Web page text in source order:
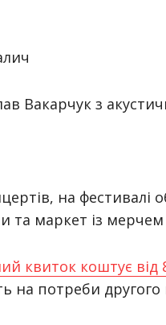
Вакарчук з
на фестивалі
та маркет із
квиток коштує від
на потреби другого